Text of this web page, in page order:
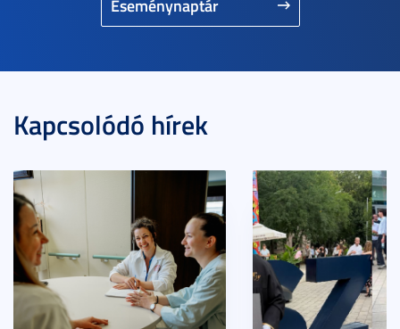
Eseménynaptár
Kapcsolódó hírek